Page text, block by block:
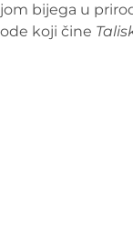
bijega u
koji čine